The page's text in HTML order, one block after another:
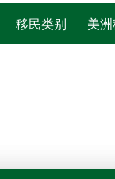
移民类别 美